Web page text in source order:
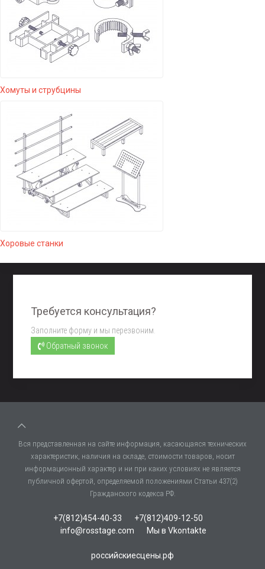
Хомуты и струбцины
Хоровые станки
Требуется консультация?
Заполните форму и мы перезвоним.
Обратный звонок
Вся представленная на сайте информация, касающаяся технических
характеристик, наличия на складе, стоимости товаров, носит
информационный характер и ни при каких условиях не является
публичной офертой, определяемой положениями Статьи 437(2)
Гражданского кодекса РФ.
+7(812)454-40-33
+7(812)409-12-50
info@rosstage.com
Мы в Vkontakte
российскиесцены.рф